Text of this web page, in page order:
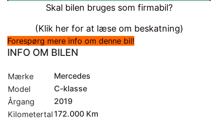
Skal bilen bruges som firmabil?
(Klik her for at læse om beskatning)
Forespørg mere info om denne bil!
INFO OM BILEN
Mærke
Mercedes
Model
C-klasse
Årgang
2019
Kilometertal 172.000 Km